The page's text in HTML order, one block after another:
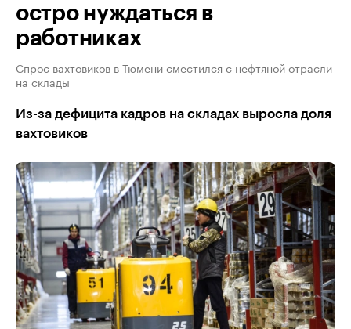
остро нуждаться в
работниках
Спрос вахтовиков в Тюмени сместился с нефтяной отрасли
на склады
Из-за дефицита кадров на складах выросла доля
вахтовиков